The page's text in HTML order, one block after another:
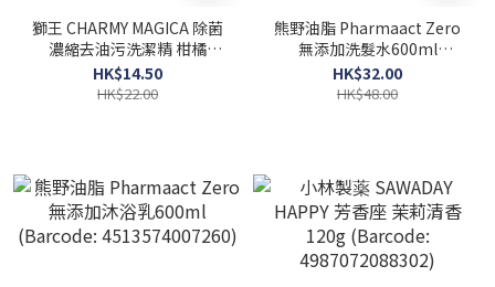
獅王 CHARMY MAGICA 除菌
濃縮去油污洗潔精 柑橘
220ml (Barcode:
4903301347071)
HK$14.50
HK$22.00
熊野油脂 Pharmaact Zero
無添加洗髮水600ml
(Barcode: 4513574007277)
HK$32.00
HK$48.00